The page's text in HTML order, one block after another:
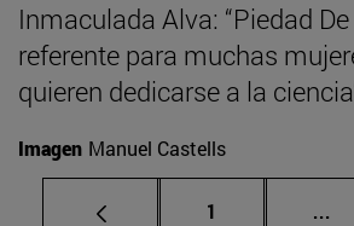
Inmaculada Alva: “Piedad
referente para muchas
quieren dedicarse a la
Imagen Manuel Castells
Página
1 ...